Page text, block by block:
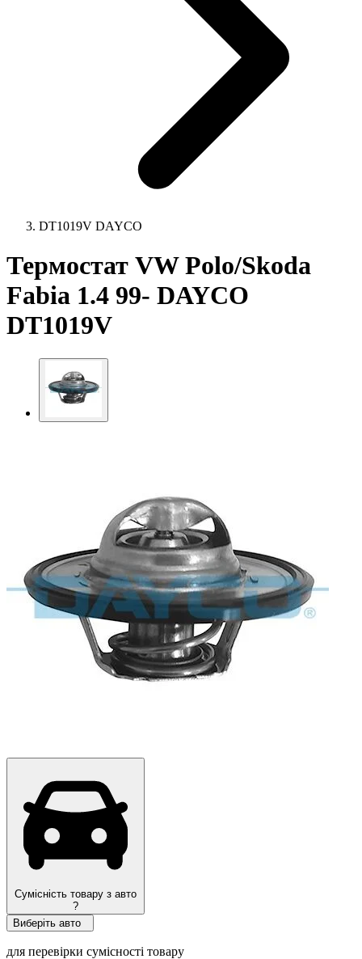
DT1019V DAYCO
Термостат VW Polo/Skoda
Fabia 1.4 99- DAYCO
DT1019V
Сумісність товару з авто
?
Виберіть авто
для перевірки сумісності товару